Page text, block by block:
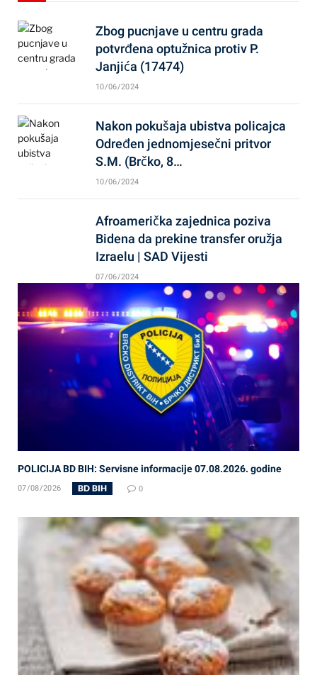
Zbog pucnjave u centru grada
potvrđena optužnica protiv P.
Janjića (17474)
10/06/2024
Nakon pokušaja ubistva policajca
Određen jednomjesečni pritvor
S.M. (Brčko, 8…
10/06/2024
Afroamerička zajednica poziva
Bidena da prekine transfer oružja
Izraelu | SAD Vijesti
07/06/2024
POLICIJA BD BIH: Servisne informacije 07.08.2026. godine
07/08/2026 BD BIH 0